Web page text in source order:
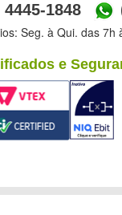
4445-1848
Seg. à Qui. das 7h
e